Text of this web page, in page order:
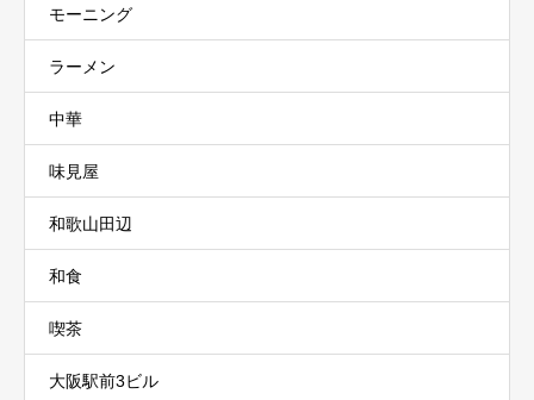
モーニング
ラーメン
中華
味見屋
和歌山田辺
和食
喫茶
大阪駅前3ビル